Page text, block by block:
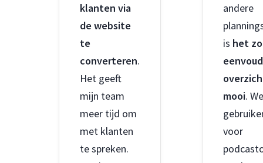
klanten via
de website
te
converteren.
Het geeft
mijn team
meer tijd om
met klanten
te spreken.
andere
is het zo
mooi.
voor